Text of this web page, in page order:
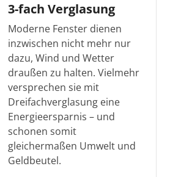
3-fach Verglasung
Moderne Fenster dienen
inzwischen nicht mehr nur
dazu, Wind und Wetter
draußen zu halten. Vielmehr
versprechen sie mit
Dreifachverglasung eine
Energieersparnis – und
schonen somit
gleichermaßen Umwelt und
Geldbeutel.